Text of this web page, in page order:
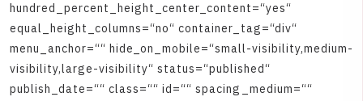
hundred percent height center content=“yes“
equal height columns=“no“ container tag=“div“
menu anchor=““ hide on mobile=“small-visibility,medium-
visibility,large-visibility“ status=“published“
publish date=““ class=““ id=““ spacing medium=““